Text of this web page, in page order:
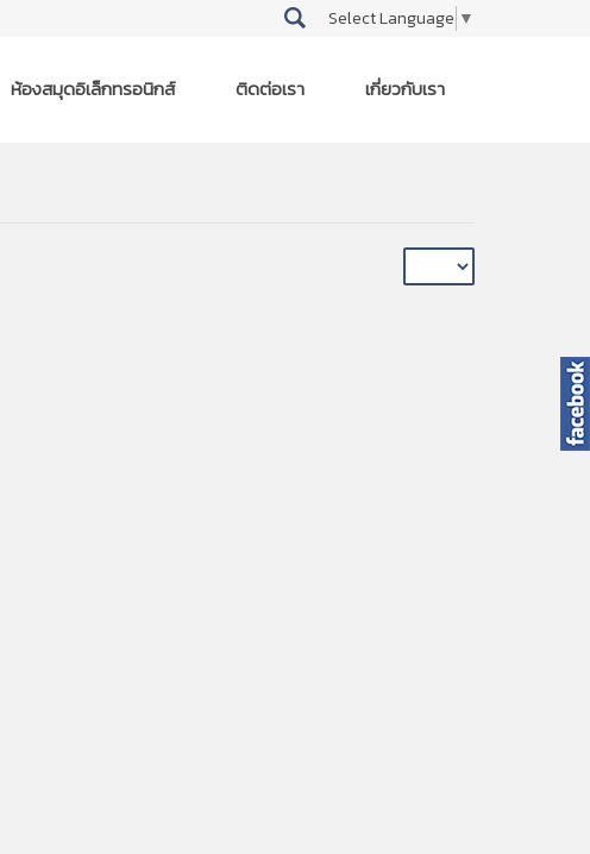
Select Language ▼
ห้องสมุดอิเล็กทรอนิกส์ ติดต่อเรา เกี่ยวกับเรา